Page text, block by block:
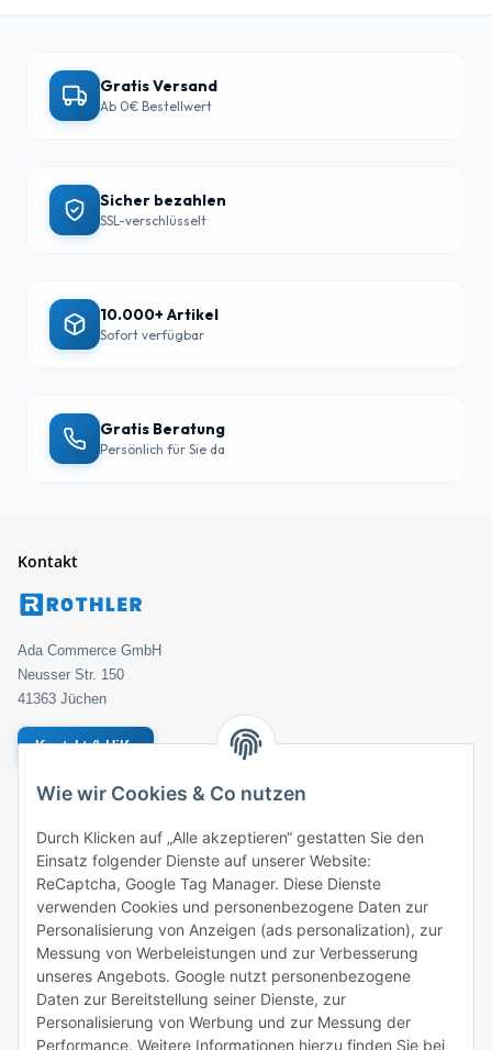
Gratis Versand
Ab 0€ Bestellwert
Sicher bezahlen
SSL-verschlüsselt
10.000+ Artikel
Sofort verfügbar
Gratis Beratung
Persönlich für Sie da
Kontakt
Ada Commerce GmbH
Neusser Str. 150
41363 Jüchen
Kontakt & Hilfe
Geprüfter Händler
Bestellung
ROTHLER
Zahlungsarten
Wie wir Cookies & Co nutzen
Durch Klicken auf „Alle akzeptieren“ gestatten Sie den
Einsatz folgender Dienste auf unserer Website:
ReCaptcha, Google Tag Manager. Diese Dienste
verwenden Cookies und personenbezogene Daten zur
Personalisierung von Anzeigen (ads personalization), zur
Messung von Werbeleistungen und zur Verbesserung
unseres Angebots. Google nutzt personenbezogene
Daten zur Bereitstellung seiner Dienste, zur
Personalisierung von Werbung und zur Messung der
Performance. Weitere Informationen hierzu finden Sie bei